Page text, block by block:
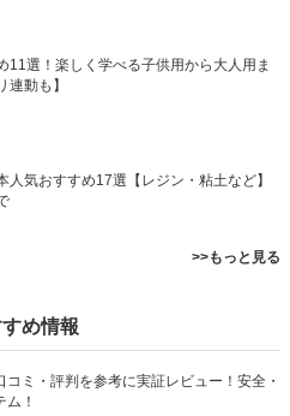
11選！楽しく学べる子供用から大人用ま
連動も】
人気おすすめ17選【レジン・粘土など】
>>もっと見る
め情報
コミ・評判を参考に実証レビュー！安全・
！